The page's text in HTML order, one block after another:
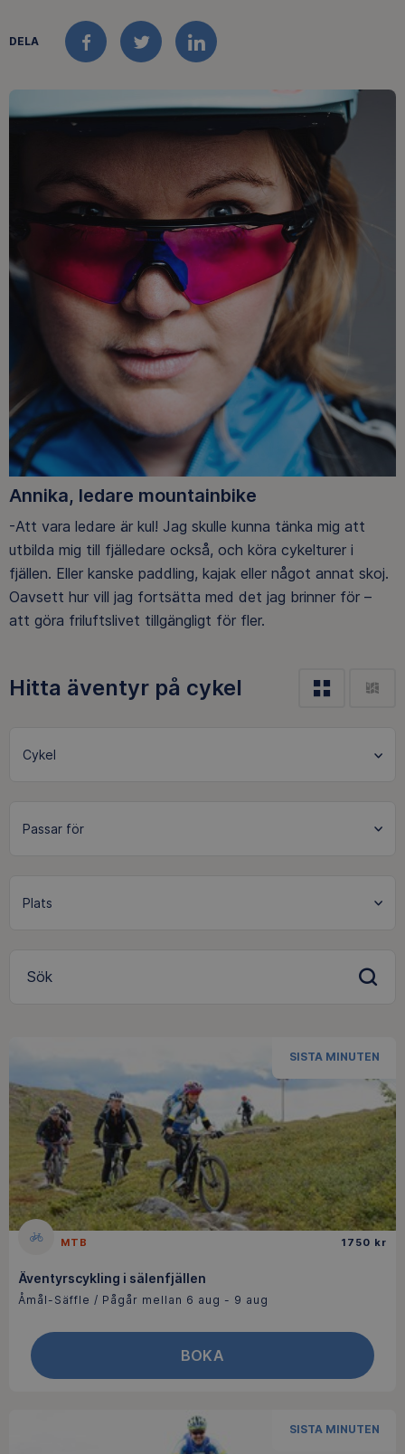
DELA
FACEBOOKTWITTERLINKEDIN
Annika, ledare mountainbike
-Att vara ledare är kul! Jag skulle kunna tänka mig att
utbilda mig till fjälledare också, och köra cykelturer i
fjällen. Eller kanske paddling, kajak eller något annat skoj.
Oavsett hur vill jag fortsätta med det jag brinner för –
att göra friluftslivet tillgängligt för fler.
Hitta äventyr på cykel
Cykel
Sök
SISTA MINUTEN
MTB 1750 kr
Äventyrscykling i sälenfjällen
Åmål-Säffle / Pågår mellan 6 aug - 9 aug
BOKA
SISTA MINUTEN